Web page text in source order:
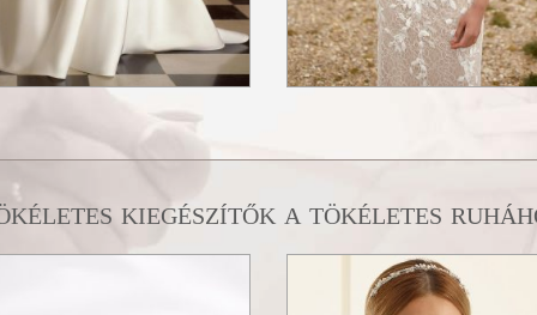
kiegészítők a tökéletes